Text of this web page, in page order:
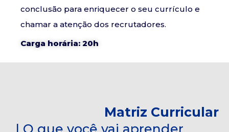
conclusão para enriquecer o seu currículo e
chamar a atenção dos recrutadores.
Carga horária: 20h
Matriz Curricular